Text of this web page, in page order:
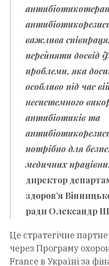
важлива
перейняти досвід
проблеми, яка
особливо під час
несистемного
антибіотиків та
потрібно для
медичних
директор
здоров’я
ради Олександр
Це стратегічне
через Програму
France в Україні за